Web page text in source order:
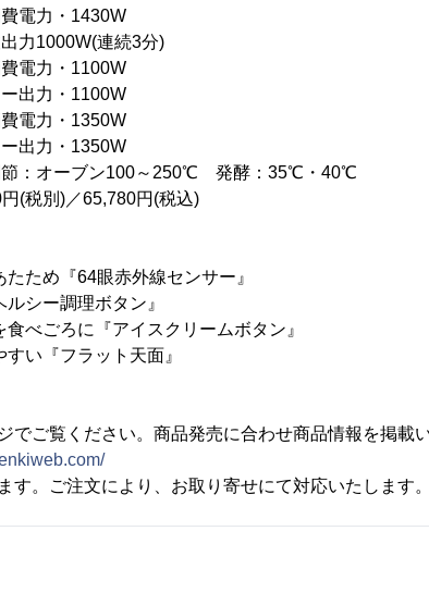
力・1430W
連続3分)
・1100W
1100W
力・1350W
1350W
ン100～250℃ 発酵：35℃・40℃
／65,780円(税込)
ため『64眼赤外線センサー』
シー調理ボタン』
べごろに『アイスクリームボタン』
い『フラット天面』
ご覧ください。商品発売に合わせ商品情報を掲載い
。ご注文により、お取り寄せにて対応いたします。